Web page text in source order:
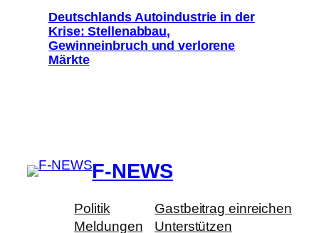
Deutschlands Autoindustrie in der
Krise: Stellenabbau,
Gewinneinbruch und verlorene
Märkte
F-NEWS
Politik
Meldungen
Gastbeitrag einreichen
Unterstützen